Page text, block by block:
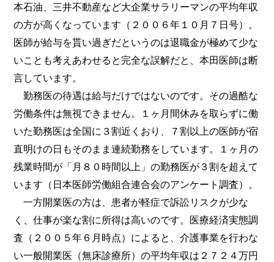
本石油、三井不動産など大企業サラリーマンの平均年収
の方が高くなっています（２００６年１０月７日号）。
医師が給与を貰い過ぎだというのは退職金が極めて少な
いことも考えあわせると完全な誤解だと、本田医師は断
言しています。
勤務医の待遇は給与だけではないのです。その過酷な
労働条件は無視できません。１ヶ月間休みを取らずに働
いた勤務医は全国に３割近くおり、７割以上の医師が宿
直明けの日もそのまま連続勤務をしています。１ヶ月の
残業時間が「月８０時間以上」の勤務医が３割を超えて
います（日本医師労働組合連合会のアンケート調査）。
一方開業医の方は、患者が軽症で訴訟リスクが少な
く、仕事が楽な割に所得は高いのです。医療経済実態調
査（２００５年６月時点）によると、介護事業を行わな
い一般開業医（無床診療所）の平均年収は２７２４万円